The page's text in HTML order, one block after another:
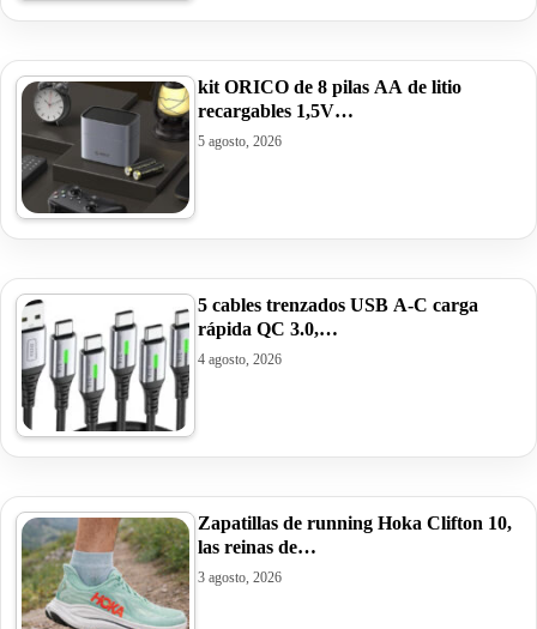
kit ORICO de 8 pilas AA de litio
recargables 1,5V…
5 agosto, 2026
5 cables trenzados USB A-C carga
rápida QC 3.0,…
4 agosto, 2026
Zapatillas de running Hoka Clifton 10,
las reinas de…
3 agosto, 2026